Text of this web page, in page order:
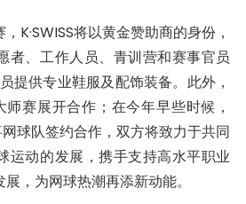
K·SWISS将以黄金赞助商的身份，
者、工作人员、青训营和赛事官员
提供专业鞋服及配饰装备。此外，
师赛展开合作；在今年早些时候，
网球队签约合作，双方将致力于共同
运动的发展，携手支持高水平职业
，为网球热潮再添新动能。